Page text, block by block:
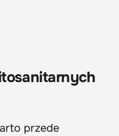
przede